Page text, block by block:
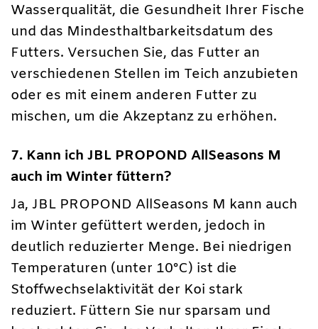
Wasserqualität, die Gesundheit Ihrer Fische
und das Mindesthaltbarkeitsdatum des
Futters. Versuchen Sie, das Futter an
verschiedenen Stellen im Teich anzubieten
oder es mit einem anderen Futter zu
mischen, um die Akzeptanz zu erhöhen.
7. Kann ich JBL PROPOND AllSeasons M
auch im Winter füttern?
Ja, JBL PROPOND AllSeasons M kann auch
im Winter gefüttert werden, jedoch in
deutlich reduzierter Menge. Bei niedrigen
Temperaturen (unter 10°C) ist die
Stoffwechselaktivität der Koi stark
reduziert. Füttern Sie nur sparsam und